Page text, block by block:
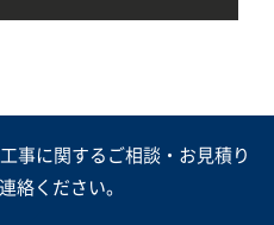
事に関するご相談・お見積り
絡ください。